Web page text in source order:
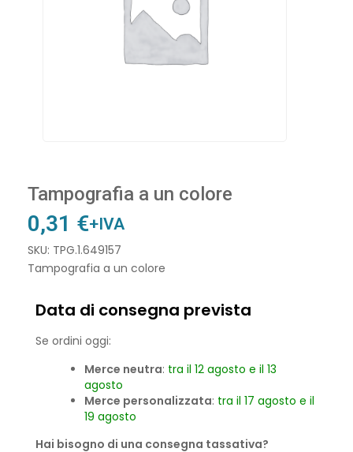
Tampografia a un colore
0,31 €+IVA
SKU: TPG.1.649157
Tampografia a un colore
Data di consegna prevista
Se ordini oggi:
Merce neutra: tra il 12 agosto e il 13
agosto
Merce personalizzata: tra il 17 agosto e il
19 agosto
Hai bisogno di una consegna tassativa?